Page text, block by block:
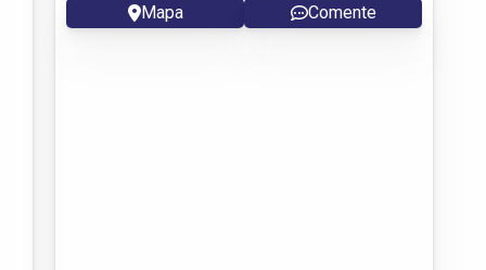
Mapa Comente